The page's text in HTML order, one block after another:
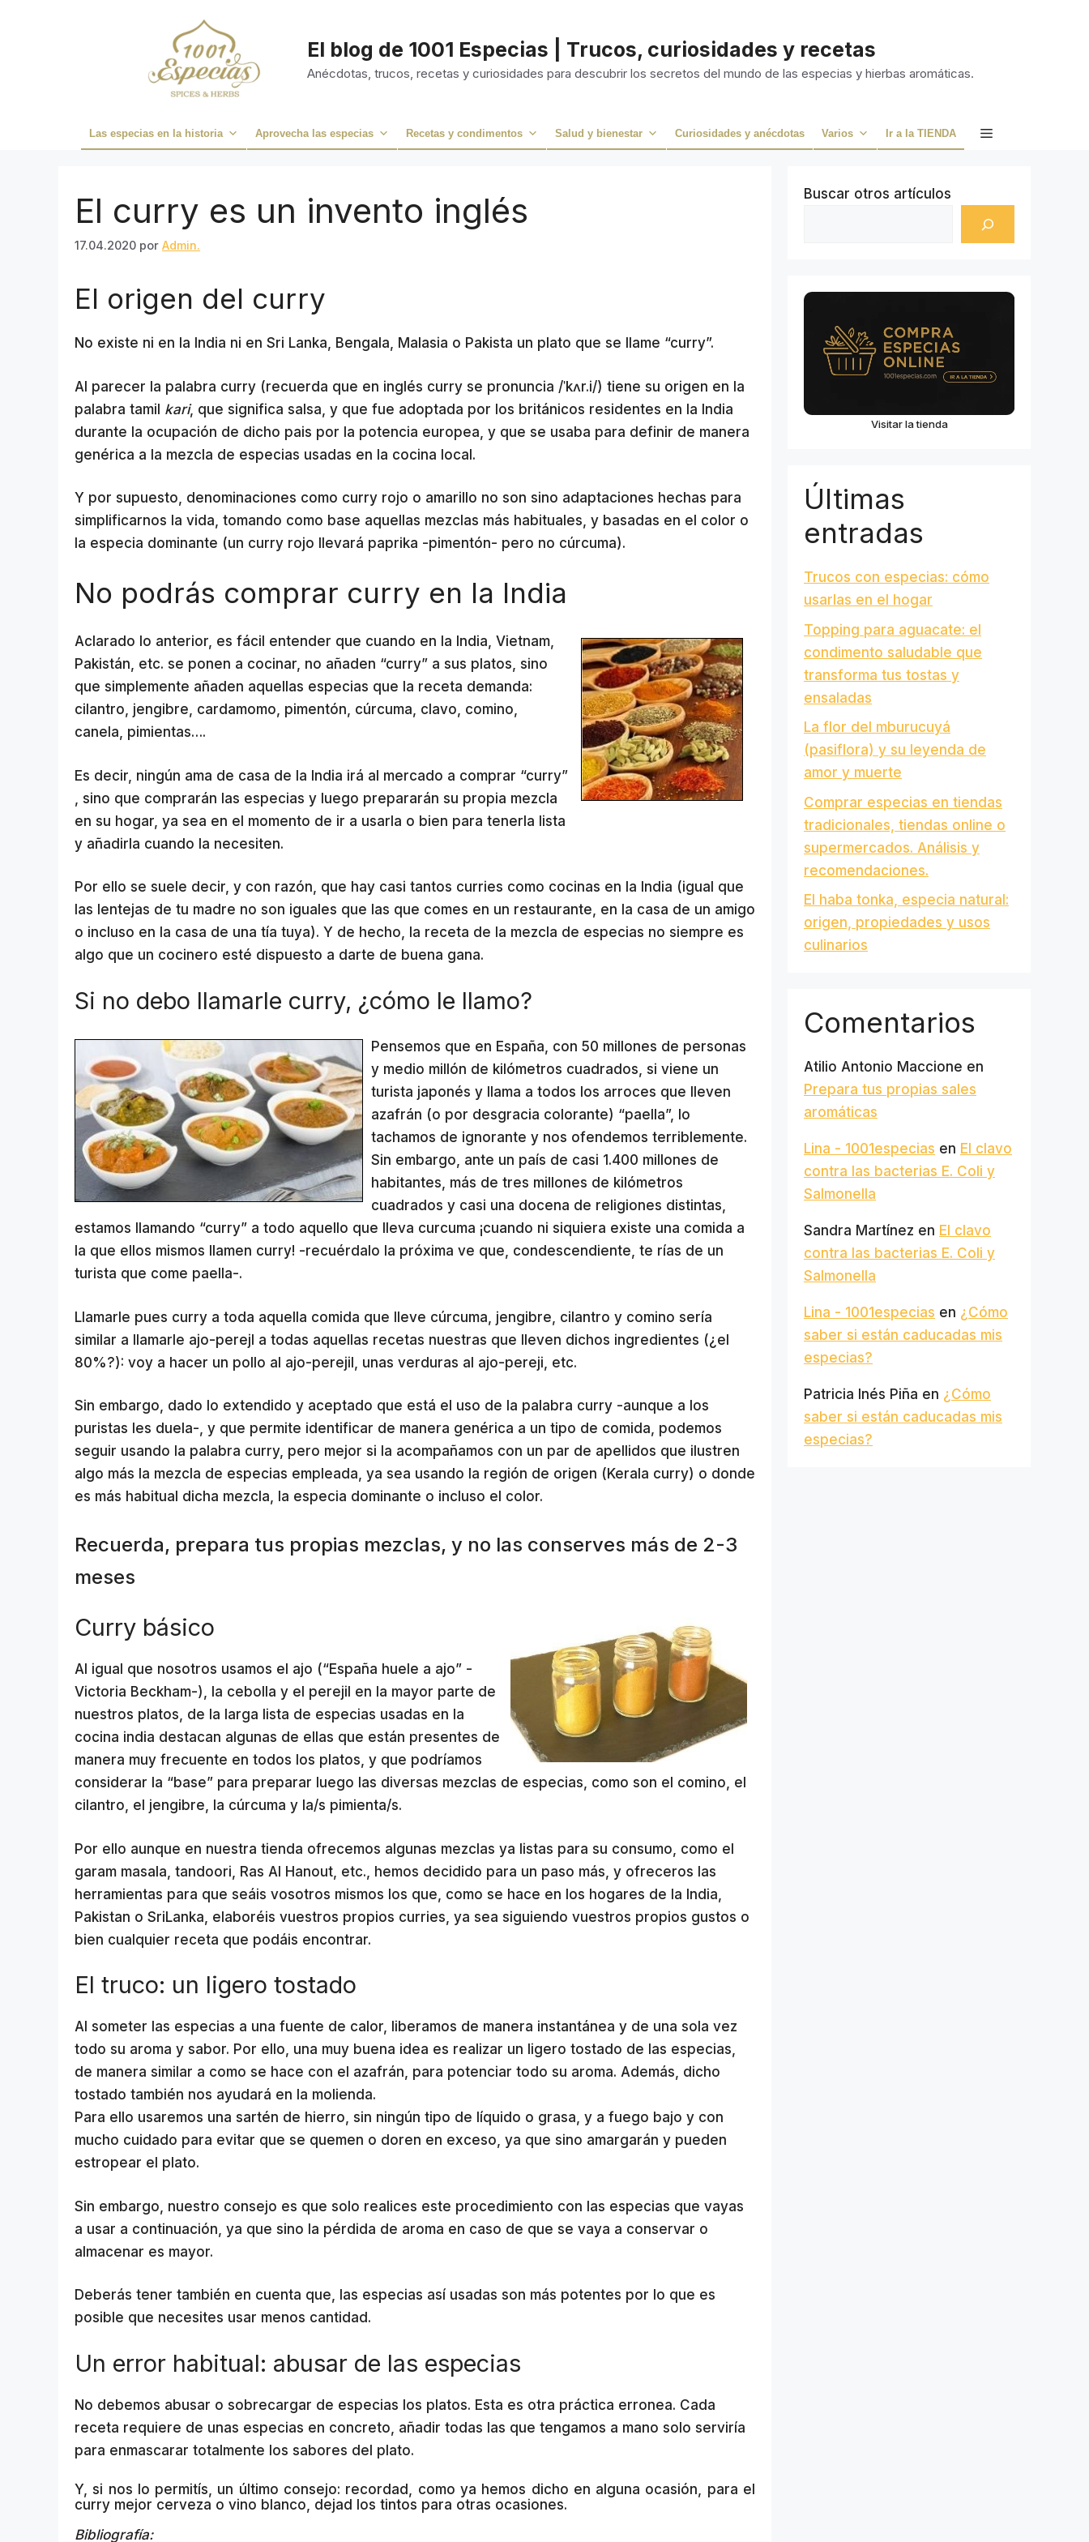
El blog de 1001 Especias | Trucos, curiosidades y recetas
Anécdotas, trucos, recetas y curiosidades para descubrir los secretos del mundo de las especias y hierbas aromáticas.
Las especias en la historia Aprovecha las especias Recetas y condimentos Salud y bienestar Curiosidades y anécdotas Varios Ir a la TIENDA
El curry es un invento inglés
17.04.2020 por Admin.
El origen del curry
No existe ni en la India ni en Sri Lanka, Bengala, Malasia o Pakista un plato que se llame “curry”.
Al parecer la palabra curry (recuerda que en inglés curry se pronuncia /ˈkʌr.i/) tiene su origen en la
palabra tamil kari, que significa salsa, y que fue adoptada por los británicos residentes en la India
durante la ocupación de dicho pais por la potencia europea, y que se usaba para definir de manera
genérica a la mezcla de especias usadas en la cocina local.
Y por supuesto, denominaciones como curry rojo o amarillo no son sino adaptaciones hechas para
simplificarnos la vida, tomando como base aquellas mezclas más habituales, y basadas en el color o
la especia dominante (un curry rojo llevará paprika -pimentón- pero no cúrcuma).
No podrás comprar curry en la India
Aclarado lo anterior, es fácil entender que cuando en la India, Vietnam,
Pakistán, etc. se ponen a cocinar, no añaden “curry” a sus platos, sino
que simplemente añaden aquellas especias que la receta demanda:
cilantro, jengibre, cardamomo, pimentón, cúrcuma, clavo, comino,
canela, pimientas….
Es decir, ningún ama de casa de la India irá al mercado a comprar “curry”
, sino que comprarán las especias y luego prepararán su propia mezcla
en su hogar, ya sea en el momento de ir a usarla o bien para tenerla lista
y añadirla cuando la necesiten.
Por ello se suele decir, y con razón, que hay casi tantos curries como cocinas en la India (igual que
las lentejas de tu madre no son iguales que las que comes en un restaurante, en la casa de un amigo
o incluso en la casa de una tía tuya). Y de hecho, la receta de la mezcla de especias no siempre es
algo que un cocinero esté dispuesto a darte de buena gana.
Si no debo llamarle curry, ¿cómo le llamo?
Pensemos que en España, con 50 millones de personas
y medio millón de kilómetros cuadrados, si viene un
turista japonés y llama a todos los arroces que lleven
azafrán (o por desgracia colorante) “paella”, lo
tachamos de ignorante y nos ofendemos terriblemente.
Sin embargo, ante un país de casi 1.400 millones de
habitantes, más de tres millones de kilómetros
cuadrados y casi una docena de religiones distintas,
estamos llamando “curry” a todo aquello que lleva curcuma ¡cuando ni siquiera existe una comida a
la que ellos mismos llamen curry! -recuérdalo la próxima ve que, condescendiente, te rías de un
turista que come paella-.
Llamarle pues curry a toda aquella comida que lleve cúrcuma, jengibre, cilantro y comino sería
similar a llamarle ajo-perejl a todas aquellas recetas nuestras que lleven dichos ingredientes (¿el
80%?): voy a hacer un pollo al ajo-perejil, unas verduras al ajo-pereji, etc.
Sin embargo, dado lo extendido y aceptado que está el uso de la palabra curry -aunque a los
puristas les duela-, y que permite identificar de manera genérica a un tipo de comida, podemos
seguir usando la palabra curry, pero mejor si la acompañamos con un par de apellidos que ilustren
algo más la mezcla de especias empleada, ya sea usando la región de origen (Kerala curry) o donde
es más habitual dicha mezcla, la especia dominante o incluso el color.
Recuerda, prepara tus propias mezclas, y no las conserves más de 2-3
meses
Curry básico
Al igual que nosotros usamos el ajo (“España huele a ajo” -
Victoria Beckham-), la cebolla y el perejil en la mayor parte de
nuestros platos, de la larga lista de especias usadas en la
cocina india destacan algunas de ellas que están presentes de
manera muy frecuente en todos los platos, y que podríamos
considerar la “base” para preparar luego las diversas mezclas de especias, como son el comino, el
cilantro, el jengibre, la cúrcuma y la/s pimienta/s.
Por ello aunque en nuestra tienda ofrecemos algunas mezclas ya listas para su consumo, como el
garam masala, tandoori, Ras Al Hanout, etc., hemos decidido para un paso más, y ofreceros las
herramientas para que seáis vosotros mismos los que, como se hace en los hogares de la India,
Pakistan o SriLanka, elaboréis vuestros propios curries, ya sea siguiendo vuestros propios gustos o
bien cualquier receta que podáis encontrar.
El truco: un ligero tostado
Al someter las especias a una fuente de calor, liberamos de manera instantánea y de una sola vez
todo su aroma y sabor. Por ello, una muy buena idea es realizar un ligero tostado de las especias,
de manera similar a como se hace con el azafrán, para potenciar todo su aroma. Además, dicho
tostado también nos ayudará en la molienda.
Para ello usaremos una sartén de hierro, sin ningún tipo de líquido o grasa, y a fuego bajo y con
mucho cuidado para evitar que se quemen o doren en exceso, ya que sino amargarán y pueden
estropear el plato.
Sin embargo, nuestro consejo es que solo realices este procedimiento con las especias que vayas
a usar a continuación, ya que sino la pérdida de aroma en caso de que se vaya a conservar o
almacenar es mayor.
Deberás tener también en cuenta que, las especias así usadas son más potentes por lo que es
posible que necesites usar menos cantidad.
Un error habitual: abusar de las especias
No debemos abusar o sobrecargar de especias los platos. Esta es otra práctica erronea. Cada
receta requiere de unas especias en concreto, añadir todas las que tengamos a mano solo serviría
para enmascarar totalmente los sabores del plato.
Y, si nos lo permitís, un último consejo: recordad, como ya hemos dicho en alguna ocasión, para el
curry mejor cerveza o vino blanco, dejad los tintos para otras ocasiones.
Bibliografía:
Buscar otros artículos
Visitar la tienda
Últimas
entradas
Trucos con especias: cómo
usarlas en el hogar
Topping para aguacate: el
condimento saludable que
transforma tus tostas y
ensaladas
La flor del mburucuyá
(pasiflora) y su leyenda de
amor y muerte
Comprar especias en tiendas
tradicionales, tiendas online o
supermercados. Análisis y
recomendaciones.
El haba tonka, especia natural:
origen, propiedades y usos
culinarios
Comentarios
Atilio Antonio Maccione en
Prepara tus propias sales
aromáticas
Lina - 1001especias en El clavo
contra las bacterias E. Coli y
Salmonella
Sandra Martínez en El clavo
contra las bacterias E. Coli y
Salmonella
Lina - 1001especias en ¿Cómo
saber si están caducadas mis
especias?
Patricia Inés Piña en ¿Cómo
saber si están caducadas mis
especias?